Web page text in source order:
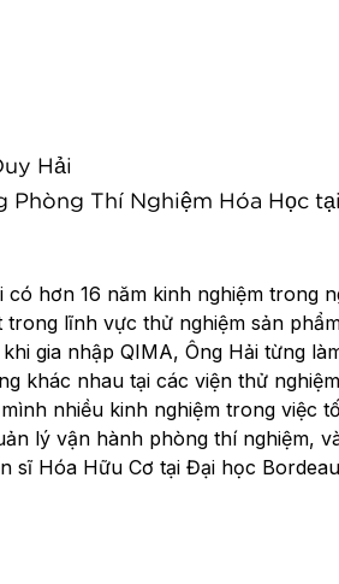
Hải
Phòng Thí Nghiệm Hóa Học
có hơn 16 năm kinh nghiệm trong
trong lĩnh vực thử nghiệm sản
gia nhập QIMA, Ông Hải từng
khác nhau tại các viện thử
nhiều kinh nghiệm trong việc
lý vận hành phòng thí nghiệm,
sĩ Hóa Hữu Cơ tại Đại học